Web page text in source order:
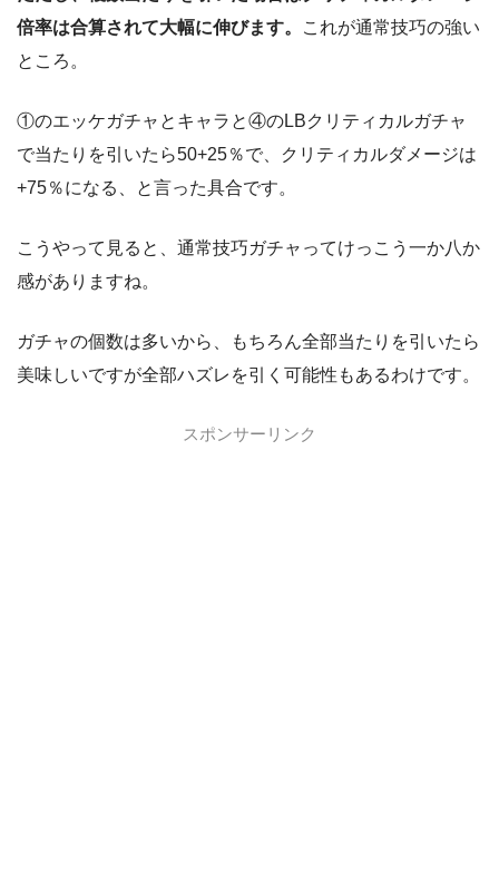
倍率は合算されて大幅に伸びます。
これが通常技巧の強い
ところ。
①のエッケガチャとキャラと④のLBクリティカルガチャ
で当たりを引いたら50+25％で、クリティカルダメージは
+75％になる、と言った具合です。
こうやって見ると、通常技巧ガチャってけっこう一か八か
感がありますね。
ガチャの個数は多いから、もちろん全部当たりを引いたら
美味しいですが全部ハズレを引く可能性もあるわけです。
スポンサーリンク